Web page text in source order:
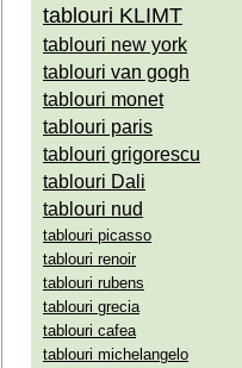
tablouri KLIMT
tablouri new york
tablouri van gogh
tablouri monet
tablouri paris
tablouri grigorescu
tablouri Dali
tablouri nud
tablouri picasso
tablouri renoir
tablouri rubens
tablouri grecia
tablouri cafea
tablouri michelangelo